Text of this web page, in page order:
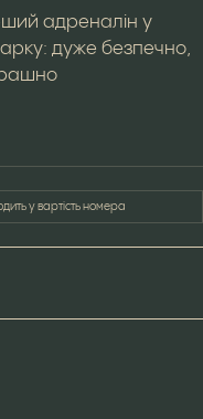
адреналін у
дуже безпечно,
у вартість номера